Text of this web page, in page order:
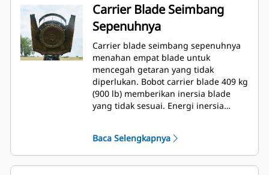
Carrier Blade Seimbang
Sepenuhnya
Carrier blade seimbang sepenuhnya
menahan empat blade untuk
mencegah getaran yang tidak
diperlukan. Bobot carrier blade 409 kg
(900 lb) memberikan inersia blade
yang tidak sesuai. Energi inersia
Baca Selengkapnya